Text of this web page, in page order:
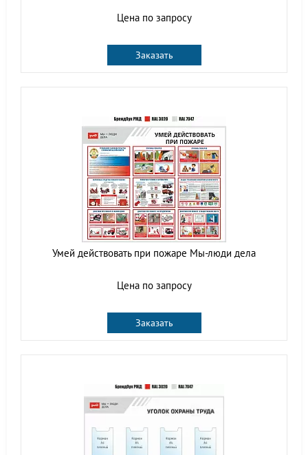
Цена по запросу
Заказать
Умей действовать при пожаре Мы-люди дела
Цена по запросу
Заказать